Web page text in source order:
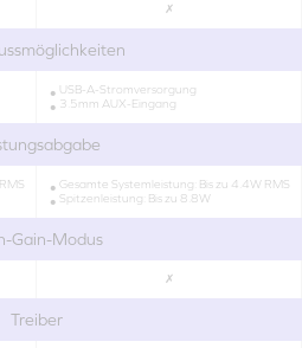
✗
USB-A-Stromversorgung
3.5mm AUX-Eingang
Gesamte Systemleistung: Bis zu 4.4W RMS
Spitzenleistung: Bis zu 8.8W
Gain-Modus
✗
Treiber